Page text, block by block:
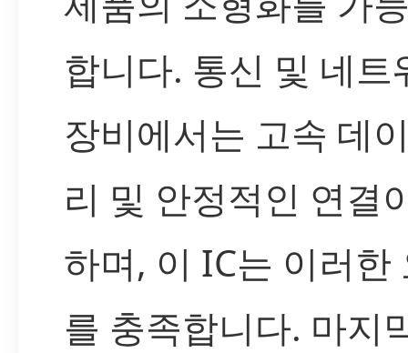
합니다. 통신 및 네트
장비에서는 고속 데
리 및 안정적인 연결
하며, 이 IC는 이러한
를 충족합니다. 마지